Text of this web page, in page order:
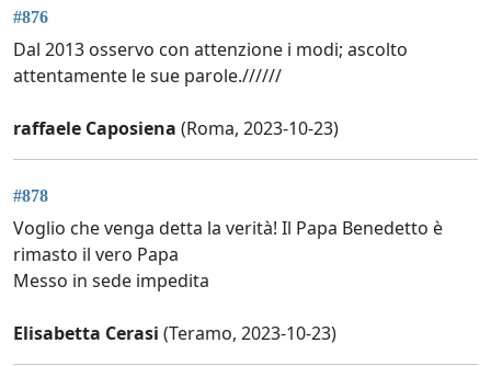
#876
Dal 2013 osservo con attenzione i modi; ascolto
attentamente le sue parole.//////
raffaele Caposiena (Roma, 2023-10-23)
#878
Voglio che venga detta la verità! Il Papa Benedetto è
rimasto il vero Papa
Messo in sede impedita
Elisabetta Cerasi (Teramo, 2023-10-23)